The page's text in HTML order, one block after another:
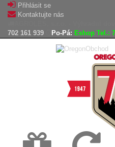
Přihlásit se
Kontaktujte nás
702 161 939
Po-Pá: Eshop Tel.: